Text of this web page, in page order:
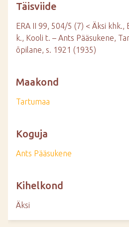
Täisviide
ERA II 99, 504/5 (7) < Äksi
k., Kooli t. – Ants Pääsukene,
õpilane, s. 1921 (1935)
Maakond
Tartumaa
Koguja
Ants Pääsukene
Kihelkond
Äksi